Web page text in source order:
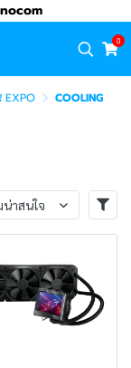
0
EXPO COOLING
น่าสนใจ